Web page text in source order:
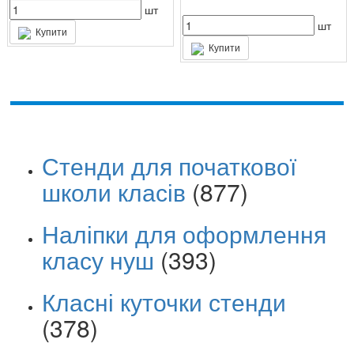
шт
Купити шт
Купити
Стенди для початкової
школи класів (877)
Наліпки для оформлення
класу нуш (393)
Класні куточки стенди
(378)